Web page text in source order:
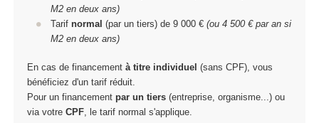
M2 en deux ans)
Tarif normal (par un tiers) de 9 000 € (ou 4 500 € par an si
M2 en deux ans)
En cas de financement à titre individuel (sans CPF), vous
bénéficiez d'un tarif réduit.
Pour un financement par un tiers (entreprise, organisme...) ou
via votre CPF, le tarif normal s'applique.